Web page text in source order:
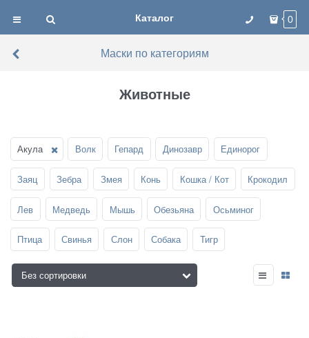
Каталог 0
Маски по категориям
Животные
Акула Волк Гепард Динозавр Единорог
Заяц Зебра Змея Конь Кошка / Кот Крокодил
Лев Медведь Мышь Обезьяна Осьминог
Птица Свинья Слон Собака Тигр